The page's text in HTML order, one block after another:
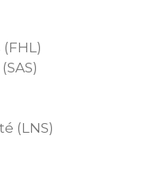
(LNS)